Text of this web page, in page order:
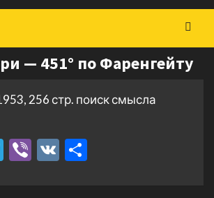
— 451° по Фаренгейту
256 стр. поиск смысла
Telegram
Viber
VK